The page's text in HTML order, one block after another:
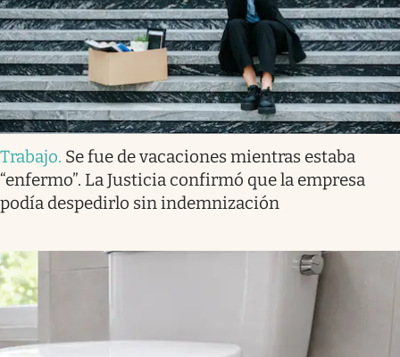
Trabajo. Se fue de vacaciones mientras estaba
“enfermo”. La Justicia confirmó que la empresa
podía despedirlo sin indemnización